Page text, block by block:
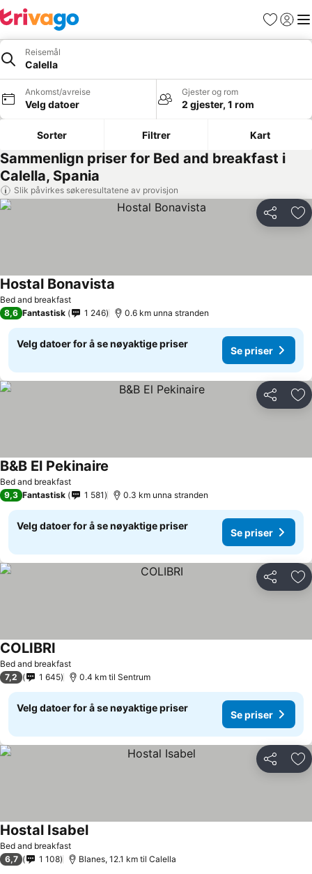
Favoritter
Logg
Reisemål
Calella
Ankomst/avreise
Velg datoer
Gjester og rom
2 gjester, 1 rom
Sorter Filtrer Kart
Sammenlign priser for Bed and breakfast i
Calella, Spania
Slik påvirkes søkeresultatene av provisjon
Del
Bed and breakfast
Hostal Bonavista
8,6 Fantastisk 1 246 0.6 km unna stranden
Velg datoer for å se nøyaktige priser
Se priser
Del
Bed and breakfast
B&B El Pekinaire
9,3 Fantastisk 1 581 0.3 km unna stranden
Velg datoer for å se nøyaktige priser
Se priser
Del
Bed and breakfast
COLIBRI
7,2 1 645 0.4 km til Sentrum
Velg datoer for å se nøyaktige priser
Se priser
Del
Bed and breakfast
Hostal IsabelSe priser
6,7 1 108 Blanes, 12.1 km til Calella